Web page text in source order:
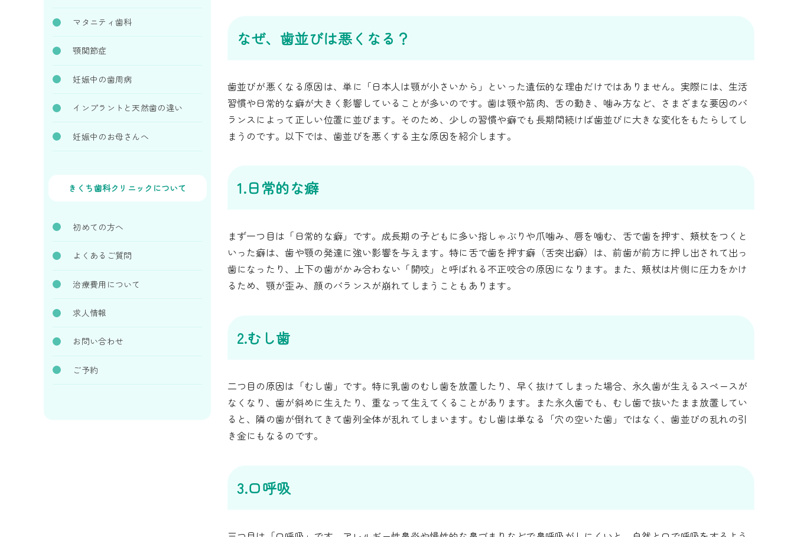
マタニティ歯科
顎関節症
妊娠中の歯周病
インプラントと天然歯の違い
妊娠中のお母さんへ
きくち歯科クリニックについて
初めての方へ
よくあるご質問
治療費用について
求人情報
お問い合わせ
ご予約
なぜ、歯並びは悪くなる？
歯並びが悪くなる原因は、単に「日本人は顎が小さいから」といった遺伝的な理由だけではありません。実際には、生活
習慣や日常的な癖が大きく影響していることが多いのです。歯は顎や筋肉、舌の動き、噛み方など、さまざまな要因のバ
ランスによって正しい位置に並びます。そのため、少しの習慣や癖でも長期間続けば歯並びに大きな変化をもたらしてし
まうのです。以下では、歯並びを悪くする主な原因を紹介します。
1.日常的な癖
まず一つ目は「日常的な癖」です。成長期の子どもに多い指しゃぶりや爪噛み、唇を噛む、舌で歯を押す、頬杖をつくと
いった癖は、歯や顎の発達に強い影響を与えます。特に舌で歯を押す癖（舌突出癖）は、前歯が前方に押し出されて出っ
歯になったり、上下の歯がかみ合わない「開咬」と呼ばれる不正咬合の原因になります。また、頬杖は片側に圧力をかけ
るため、顎が歪み、顔のバランスが崩れてしまうこともあります。
2.むし歯
二つ目の原因は「むし歯」です。特に乳歯のむし歯を放置したり、早く抜けてしまった場合、永久歯が生えるスペースが
なくなり、歯が斜めに生えたり、重なって生えてくることがあります。また永久歯でも、むし歯で抜いたまま放置してい
ると、隣の歯が倒れてきて歯列全体が乱れてしまいます。むし歯は単なる「穴の空いた歯」ではなく、歯並びの乱れの引
き金にもなるのです。
3.口呼吸